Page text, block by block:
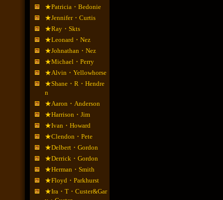
★Patricia・Bedonie
★Jennifer・Curtis
★Ray・Skts
★Leonard・Nez
★Johnathan・Nez
★Michael・Perry
★Alvin・Yellowhorse
★Shane・R・Hendre
n
★Aaron・Anderson
★Harrison・Jim
★Ivan・Howard
★Clendon・Pete
★Delbert・Gordon
★Derrick・Gordon
★Herman・Smith
★Floyd・Parkhurst
★Ira・T・Custer&Gar